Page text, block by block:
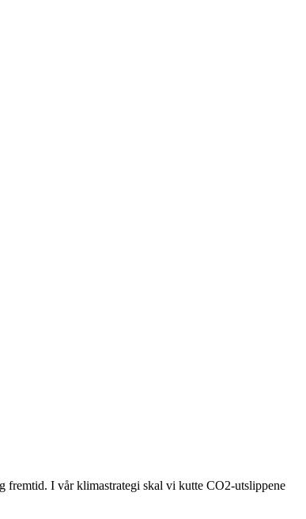
fremtid. I vår klimastrategi skal vi kutte CO2-utslippene